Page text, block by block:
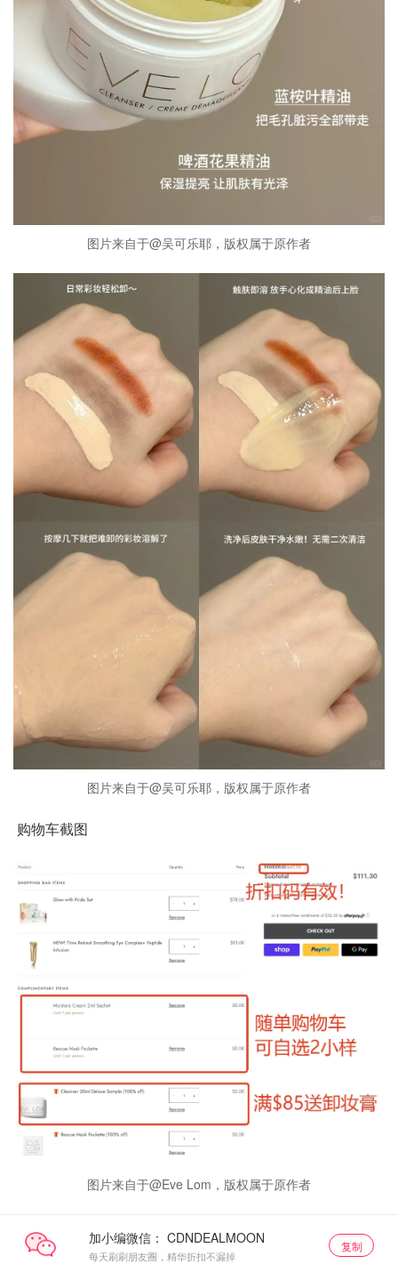
图片来自于@吴可乐耶，版权属于原作者
图片来自于@吴可乐耶，版权属于原作者
购物车截图
图片来自于@Eve Lom，版权属于原作者
加小编微信：
每天刷刷朋友圈，精华折扣不漏掉
复制